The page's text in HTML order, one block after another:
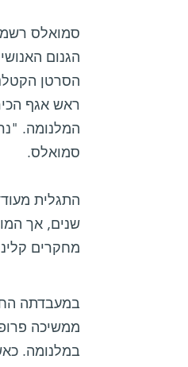
הגנום
הסרטן
המלנומה.
סמואלס.
התגלית
מחקרים
במעבדתה
ממשיכה
במלנומה.